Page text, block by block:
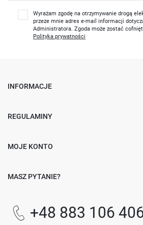
Wyrażam zgodę na otrzymywanie drogą
przeze mnie adres e-mail informacji
Administratora. Zgoda może zostać
Polityka prywatności
INFORMACJE
REGULAMINY
MOJE KONTO
MASZ PYTANIE?
+48 883 106